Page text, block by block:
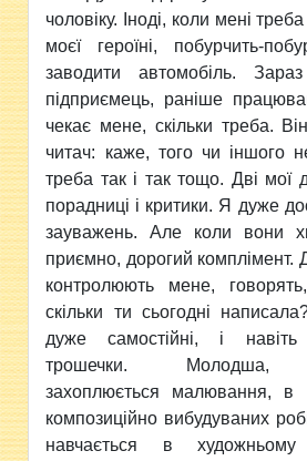
чоловіку. Іноді, коли мені
моєї героїні, побурчить-
заводити автомобіль.
підприємець, раніше
чекає мене, скільки треба.
читач: каже, того чи іншого
треба так і так тощо. Дві мої
порадниці і критики. Я дуже
зауважень. Але коли вони
приємно, дорогий комплімент.
контролюють мене,
скільки ти сьогодні
дуже самостійні, і
трошечки. Молодша,
захоплюється малювання, в
композиційно вибудуваних
навчається в художньому